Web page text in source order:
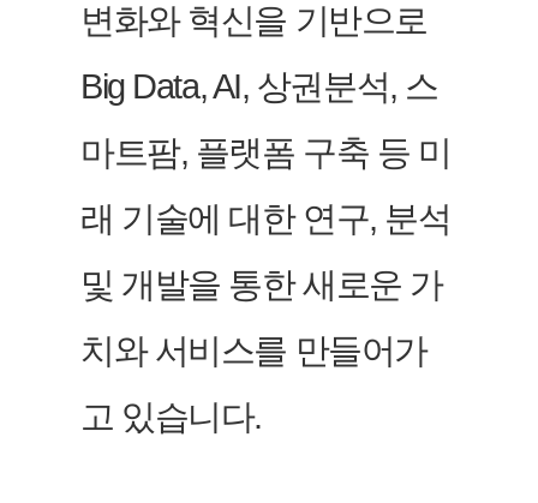
변화와 혁신을 기반으로
Big Data, AI, 상권분석, 스
마트팜, 플랫폼 구축 등 미
래 기술에 대한 연구, 분석
및 개발을 통한 새로운 가
치와 서비스를 만들어가
고 있습니다.